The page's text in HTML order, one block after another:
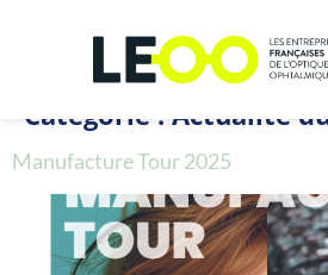
Catégorie : Actualité
Manufacture Tour 2025